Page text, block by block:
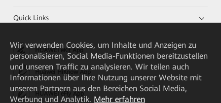
Quick Links
HUAWEI eKit App
Huawei HiKnow App
HUAWEI eFly App
Wir verwenden Cookies, um Inhalte und Anzeigen zu
personalisieren, Social Media-Funktionen bereitzustellen
und unseren Traffic zu analysieren. Wir teilen auch
Informationen über Ihre Nutzung unserer Website mit
unseren Partnern aus den Bereichen Social Media,
Werbung und Analytik. Mehr erfahren